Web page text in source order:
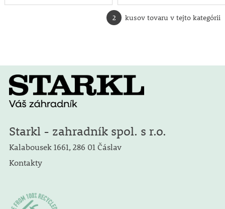
2 kusov tovaru v tejto kategórii
Starkl - zahradník spol. s r.o.
Kalabousek 1661, 286 01 Čáslav
Kontakty